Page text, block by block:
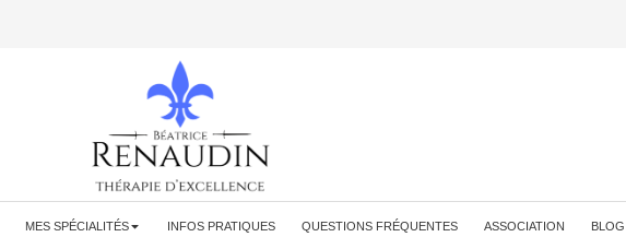
MES SPÉCIALITÉS INFOS PRATIQUES QUESTIONS FRÉQUENTES ASSOCIATION BLOG